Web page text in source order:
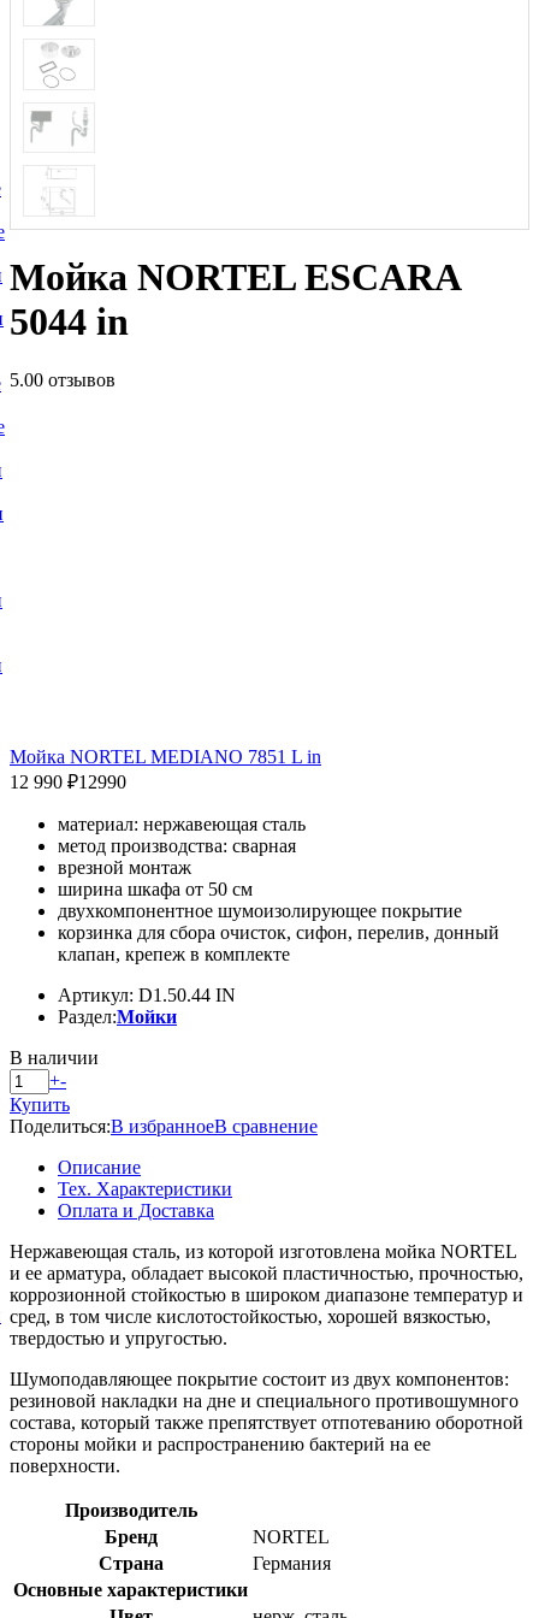
Мойка NORTEL ESCARA
5044 in
5.00 отзывов
Мойка NORTEL MEDIANO 7851 L in
12 990 ₽12990
материал: нержавеющая сталь
метод производства: сварная
врезной монтаж
ширина шкафа от 50 см
двухкомпонентное шумоизолирующее покрытие
корзинка для сбора очисток, сифон, перелив, донный
клапан, крепеж в комплекте
Артикул: D1.50.44 IN
Раздел:Мойки
В наличии
+-
Купить
Поделиться:В избранноеВ сравнение
Описание
Тех. Характеристики
Оплата и Доставка
Нержавеющая сталь, из которой изготовлена мойка NORTEL
и ее арматура, обладает высокой пластичностью, прочностью,
коррозионной стойкостью в широком диапазоне температур и
сред, в том числе кислотостойкостью, хорошей вязкостью,
твердостью и упругостью.
Шумоподавляющее покрытие состоит из двух компонентов:
резиновой накладки на дне и специального противошумного
состава, который также препятствует отпотеванию оборотной
стороны мойки и распространению бактерий на ее
поверхности.
Производитель
Бренд
NORTEL
Страна
Германия
Основные характеристики